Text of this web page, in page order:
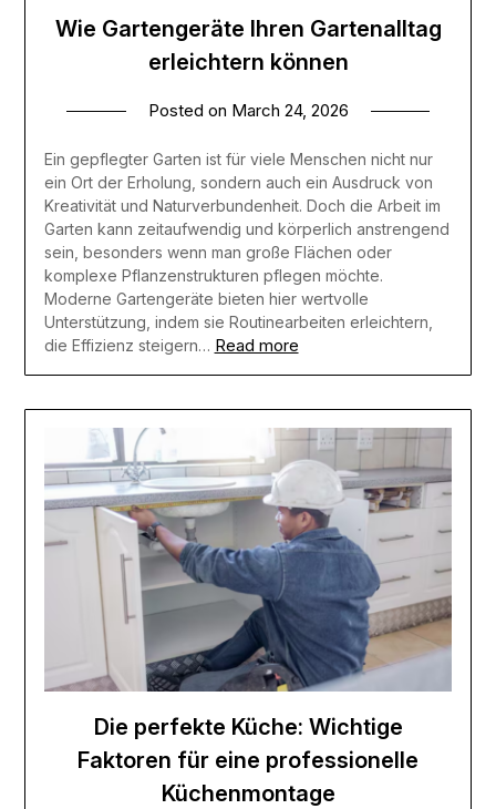
Wie Gartengeräte Ihren Gartenalltag
erleichtern können
Posted on March 24, 2026
Ein gepflegter Garten ist für viele Menschen nicht nur
ein Ort der Erholung, sondern auch ein Ausdruck von
Kreativität und Naturverbundenheit. Doch die Arbeit im
Garten kann zeitaufwendig und körperlich anstrengend
sein, besonders wenn man große Flächen oder
komplexe Pflanzenstrukturen pflegen möchte.
Moderne Gartengeräte bieten hier wertvolle
Unterstützung, indem sie Routinearbeiten erleichtern,
die Effizienz steigern… Read more
Die perfekte Küche: Wichtige
Faktoren für eine professionelle
Küchenmontage